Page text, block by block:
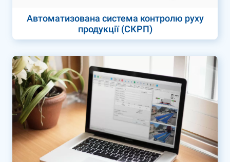
Автоматизована система контролю руху
продукції (СКРП)